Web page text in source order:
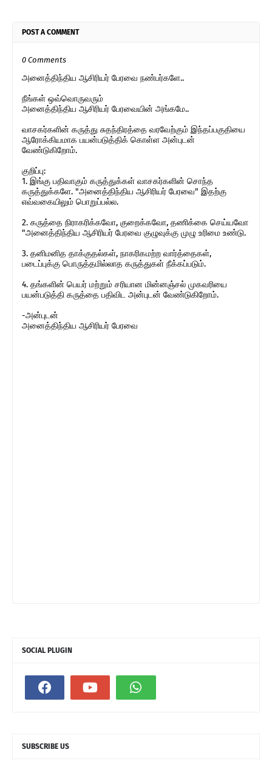
POST A COMMENT
0 Comments
அனைத்திந்திய ஆசிரியர் பேரவை நண்பர்களே..
நீங்கள் ஒவ்வொருவரும்
அனைத்திந்திய ஆசிரியர் பேரவையின் அங்கமே..
வாசகர்களின் கருத்து சுதந்திரத்தை வரவேற்கும் இந்தப்பகுதியை
ஆரோக்கியமாக பயன்படுத்திக் கொள்ள அன்புடன்
வேண்டுகிறோம்.
குறிப்பு:
1. இங்கு பதிவாகும் கருத்துக்கள் வாசகர்களின் சொந்த
கருத்துக்களே. "அனைத்திந்திய ஆசிரியர் பேரவை" இதற்கு
எவ்வகையிலும் பொறுப்பல்ல.
2. கருத்தை நிராகரிக்கவோ, குறைக்கவோ, தணிக்கை செய்யவோ
"அனைத்திந்திய ஆசிரியர் பேரவை குழுவுக்கு முழு உரிமை உண்டு.
3. தனிமனித தாக்குதல்கள், நாகரிகமற்ற வார்த்தைகள்,
படைப்புக்கு பொருத்தமில்லாத கருத்துகள் நீக்கப்படும்.
4. தங்களின் பெயர் மற்றும் சரியான மின்னஞ்சல் முகவரியை
பயன்படுத்தி கருத்தை பதிவிட அன்புடன் வேண்டுகிறோம்.
-அன்புடன்
அனைத்திந்திய ஆசிரியர் பேரவை
SOCIAL PLUGIN
SUBSCRIBE US